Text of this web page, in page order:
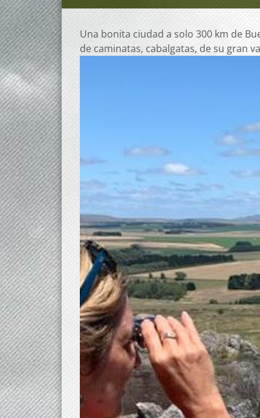
Una bonita ciudad a solo 300 km de
de caminatas, cabalgatas, de su gran